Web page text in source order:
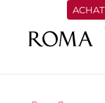
ACHAT